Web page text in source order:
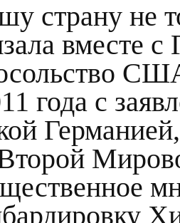
страну не
вместе
года с
Второй